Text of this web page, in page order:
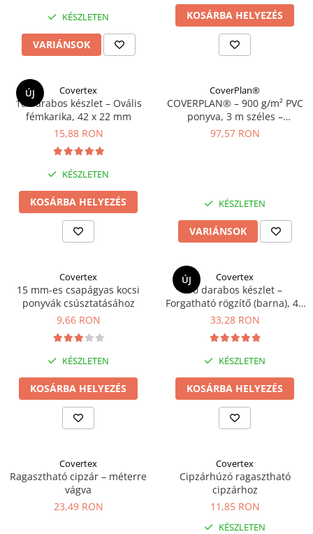
KÉSZLETEN
VARIÁNSOK
KOSÁRBA HELYEZÉS
ÚJ Covertex
10 darabos készlet – Ovális
fémkarika, 42 x 22 mm
15,88 RON
KÉSZLETEN
KOSÁRBA HELYEZÉS
CoverPlan®
COVERPLAN® – 900 g/m² PVC
ponyva, 3 m széles –
teherautókhoz, kamionokhoz,
97,57 RON
KÉSZLETEN
VARIÁNSOK
Covertex
15 mm-es csapágyas kocsi
ponyvák csúsztatásához
9,66 RON
KÉSZLETEN
KOSÁRBA HELYEZÉS
ÚJ Covertex
10 darabos készlet –
Forgatható rögzítő (barna), 42
x 22 mm
33,28 RON
KÉSZLETEN
KOSÁRBA HELYEZÉS
Covertex
Ragasztható cipzár – méterre
vágva
23,49 RON
Covertex
Cipzárhúzó ragasztható
cipzárhoz
11,85 RON
KÉSZLETEN